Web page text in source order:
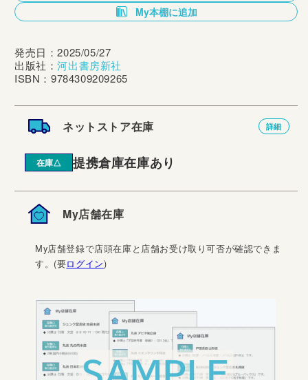
My本棚に追加
発売日：2025/05/27
出版社：河出書房新社
ISBN：9784309209265
ネットストア在庫 詳細
在庫△ 提携倉庫在庫あり
My店舗在庫
My店舗登録で店頭在庫と店舗お受け取り可否が確認できま
す。(要ログイン)